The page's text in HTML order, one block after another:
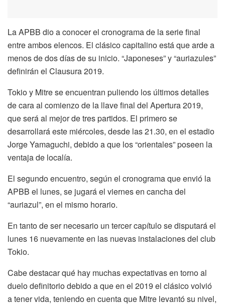
La APBB dio a conocer el cronograma de la serie final
entre ambos elencos. El clásico capitalino está que arde a
menos de dos días de su inicio. “Japoneses” y “auriazules”
definirán el Clausura 2019.
Tokio y Mitre se encuentran puliendo los últimos detalles
de cara al comienzo de la llave final del Apertura 2019,
que será al mejor de tres partidos. El primero se
desarrollará este miércoles, desde las 21.30, en el estadio
Jorge Yamaguchi, debido a que los “orientales” poseen la
ventaja de localía.
El segundo encuentro, según el cronograma que envió la
APBB el lunes, se jugará el viernes en cancha del
“auriazul”, en el mismo horario.
En tanto de ser necesario un tercer capítulo se disputará el
lunes 16 nuevamente en las nuevas instalaciones del club
Tokio.
Cabe destacar qué hay muchas expectativas en torno al
duelo definitorio debido a que en el 2019 el clásico volvió
a tener vida, teniendo en cuenta que Mitre levantó su nivel,